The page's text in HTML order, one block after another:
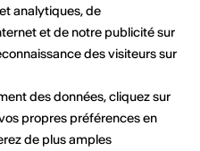
analytiques, de
et de notre publicité sur
des visiteurs sur
des données, cliquez sur
propres préférences en
de plus amples